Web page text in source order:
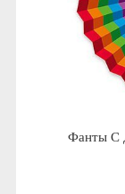
Фанты С